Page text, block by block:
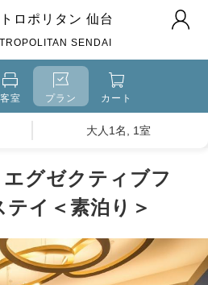
ロポリタン 仙台
SENDAI
客室 プラン カート
大人1名, 1室
エグゼクティブフ
イ＜素泊り＞